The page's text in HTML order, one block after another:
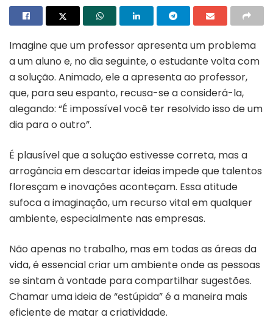
Imagine que um professor apresenta um problema
a um aluno e, no dia seguinte, o estudante volta com
a solução. Animado, ele a apresenta ao professor,
que, para seu espanto, recusa-se a considerá-la,
alegando: “É impossível você ter resolvido isso de um
dia para o outro”.
É plausível que a solução estivesse correta, mas a
arrogância em descartar ideias impede que talentos
floresçam e inovações aconteçam. Essa atitude
sufoca a imaginação, um recurso vital em qualquer
ambiente, especialmente nas empresas.
Não apenas no trabalho, mas em todas as áreas da
vida, é essencial criar um ambiente onde as pessoas
se sintam à vontade para compartilhar sugestões.
Chamar uma ideia de “estúpida” é a maneira mais
eficiente de matar a criatividade.